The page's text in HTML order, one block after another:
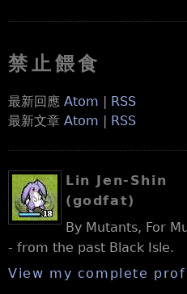
禁止餵食
最新回應 Atom | RSS
最新文章 Atom | RSS
Lin Jen-Shin
(godfat)
By Mutants, For
- from the past Black Isle.
View my complete